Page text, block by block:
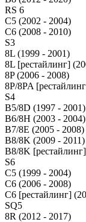
RS 6
C5 (2002 - 2004)
C6 (2008 - 2010)
S3
8L (1999 - 2001)
8L [рестайлинг]
8P (2006 - 2008)
8P/8PA
S4
B5/8D (1997 - 2001)
B6/8H (2003 - 2004)
B7/8E (2005 - 2008)
B8/8K (2009 - 2011)
B8/8K
S6
C5 (1999 - 2004)
C6 (2006 - 2008)
C6 [рестайлинг]
SQ5
8R (2012 - 2017)